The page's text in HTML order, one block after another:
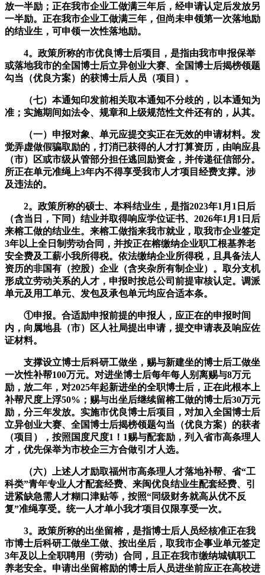
放一半励；正在我市企业工做满三年后，经申请认定后发放另
一半励。正在我市企业工做满三年，但尚未申领第一次落地励
的结业生，可申领一次性落地励。
4。政策所称的市优良博士后项目，是指由我市申报保举
或落地我市的全国博士后立异创业大赛、全国博士后揭榜领题
勾当（优良方案）的获博士后人员（项目）。
（七）本通知印发前相关取本通知不分歧的，以本通知为
准；实施期间如法令、规章和上级规范性文件还有的，从其。
（一）申报对象、单元应提交实正在无效的申请材料。发
觉弄虚做假骗取励的，打消已获得的人才打算资历，由响应县
（市）区或市级从管部分担任逃回励资金，并传递征信部分。
所正在单元准绳上3年内不得享受我市人才项目经费支撑。涉
及违法的。
2。政策所称的硕士、本科结业生，是指2023年1月1日后
（含当日，下同）结业并取得响应学位证书、2026年1月1日后
来榕工做的结业生。来榕工做指来我市就业，取我市企业签定
3年以上全日制劳动合同，并按正在榕缴纳企业职工根基养老
安全费及工薪小我所得税。依法缴纳企业所得税，且具备法人
资历的非国有（控股）企业（含夹杂所有制企业）。取分支机
形成立劳动关系的人才，申报时按总公司前提审核认定。调派
单元及用工单元、发包及承包单元均应合适本条。
①申报。合适励申报前提的申报人，应正在的申报时间
内，向属地县（市）区人社局提出申请，提交申请表及响应佐
证材料。
支撑设立博士后科研工做坐，赐与新建坐的博士后工做坐
一次性补帮100万元。对进坐博士后每年每人别离赐与8万元
励，放二年，对2025年起新进坐的全职博士后，正在此根本上
补帮尺度上浮50%；赐与出坐后继续留榕工做的博士后30万元
励，分三年发放。实施市优良博士后项目，对加入全国博士后
立异创业大赛、全国博士后揭榜领题勾当（优良方案）的获者
（项目），按照国度尺度1！1赐与配套励，列入省市高条理人
才，优先保举为市校企三方合做引才人选。
（六）上述人才励取福州市高条理人才落地补帮、省“工
科类”青年专业人才配套经费、来闽优良结业生配套经费、引
进紧缺急需人才糊口津贴等，按照“同级财务就高从优不反
复”准绳享受。统一人才单小我才项目仅限享受一次。
3。政策所称的出坐留榕，是指博士后人员经核准正在我
市博士后科研工做坐工做、按出坐后，取我市企事业单元签定
3年及以上全职聘用（劳动）合同，且正在我市缴纳城镇职工
养老安全。申请出坐留榕励的博士后人员进坐前应正在高校进